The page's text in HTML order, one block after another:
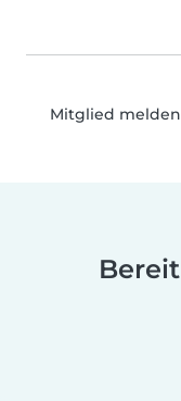
Mitglied melden